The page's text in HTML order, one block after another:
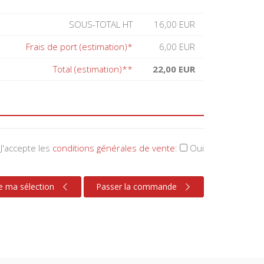
SOUS-TOTAL HT
16,00 EUR
Frais de port (estimation)*
6,00 EUR
Total (estimation)**
22,00 EUR
J'accepte les conditions générales de vente: Oui
ma sélection Passer la commande